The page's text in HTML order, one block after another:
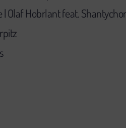
| Olaf Hobrlant feat.